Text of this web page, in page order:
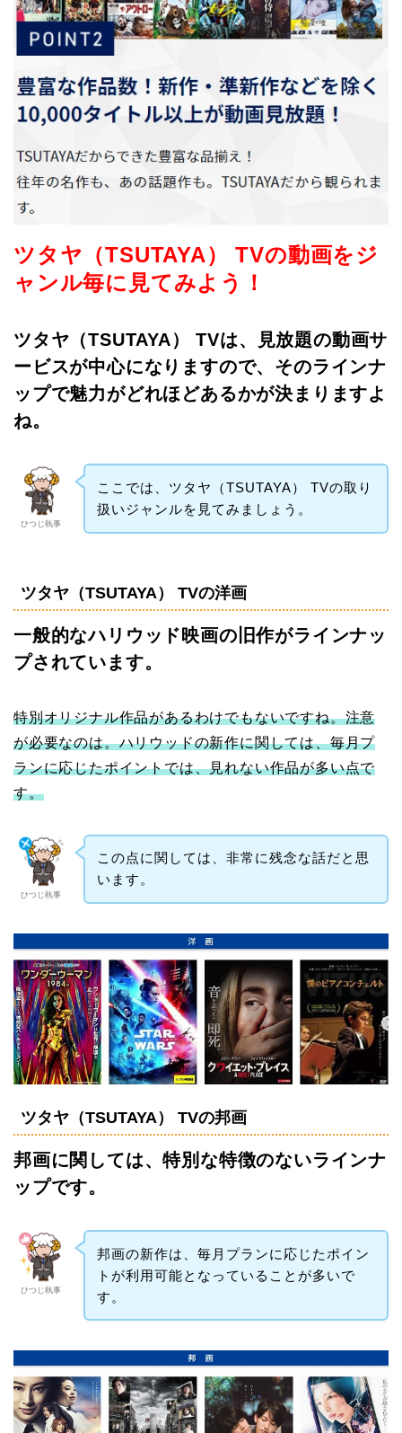
ツタヤ（TSUTAYA） TVの動画をジ
ャンル毎に見てみよう！
ツタヤ（TSUTAYA） TVは、見放題の動画サ
ービスが中心になりますので、そのラインナ
ップで魅力がどれほどあるかが決まりますよ
ね。
ひつじ執事
ここでは、ツタヤ（TSUTAYA） TVの取り
扱いジャンルを見てみましょう。
ツタヤ（TSUTAYA） TVの洋画
一般的なハリウッド映画の旧作がラインナッ
プされています。
特別オリジナル作品があるわけでもないですね。注意
が必要なのは。ハリウッドの新作に関しては、毎月プ
ランに応じたポイントでは、見れない作品が多い点で
す。
ひつじ執事
この点に関しては、非常に残念な話だと思
います。
ツタヤ（TSUTAYA） TVの邦画
邦画に関しては、特別な特徴のないラインナ
ップです。
ひつじ執事
邦画の新作は、毎月プランに応じたポイン
トが利用可能となっていることが多いで
す。